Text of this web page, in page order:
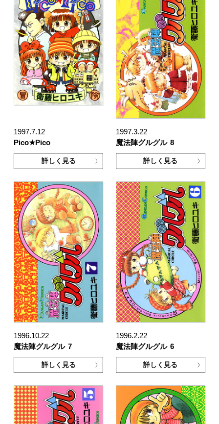
1997.7.12
Pico★Pico
詳しく見る
1997.3.22
魔法陣グルグル 8
詳しく見る
1996.10.22
魔法陣グルグル 7
詳しく見る
1996.2.22
魔法陣グルグル 6
詳しく見る